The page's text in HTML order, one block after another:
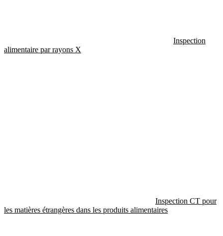
Inspection
alimentaire par rayons X
Inspection CT pour
les matières étrangères dans les produits alimentaires